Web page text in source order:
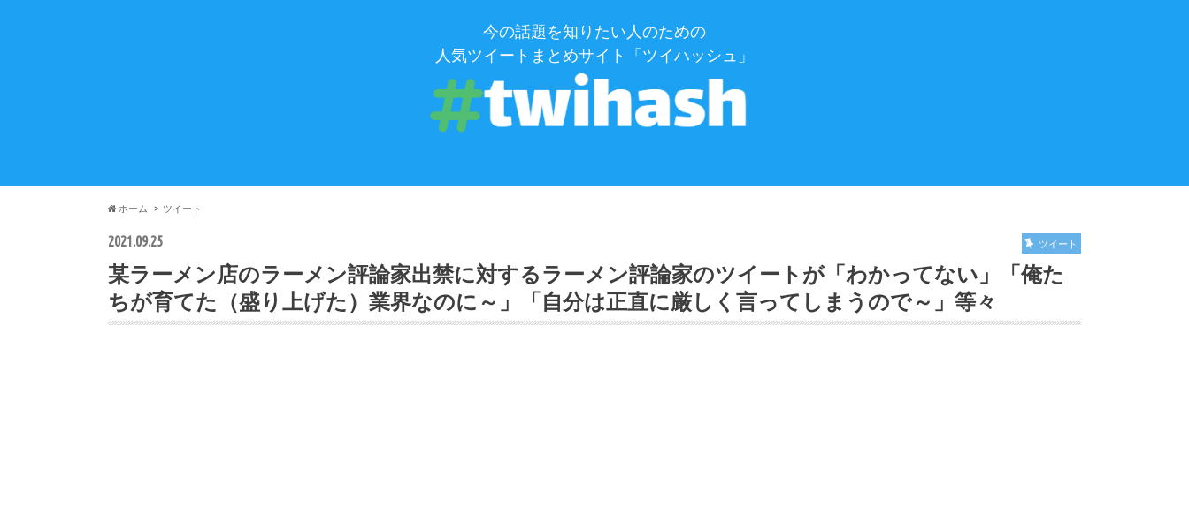
今の話題を知りたい人のための
人気ツイートまとめサイト「ツイハッシュ」
ホーム ツイート
2021.09.25 ツイート
某ラーメン店のラーメン評論家出禁に対するラーメン評論家のツイートが「わかってない」「俺た
ちが育てた（盛り上げた）業界なのに～」「自分は正直に厳しく言ってしまうので～」等々